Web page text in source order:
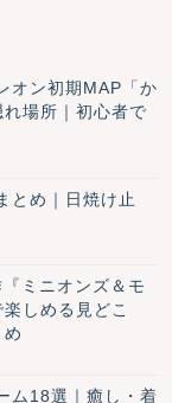
オン初期MAP「か
場所｜初心者で
とめ｜日焼け止
ミニオンズ＆モ
しめる見どこ
ム18選｜癒し・着